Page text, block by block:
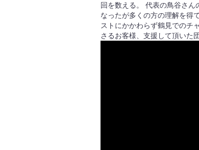
回を数える。 代表の鳥谷さん
なったが多くの方の理解を得
ストにかかわらず鶴見でのチ
さるお客様、支援して頂いた